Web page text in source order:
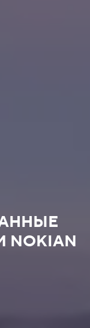
NOKIAN